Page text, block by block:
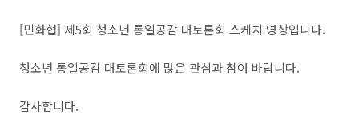
[민화협] 제5회 청소년 통일공감 대토론회 스케치 영상입니다.
청소년 통일공감 대토론회에 많은 관심과 참여 바랍니다.
감사합니다.